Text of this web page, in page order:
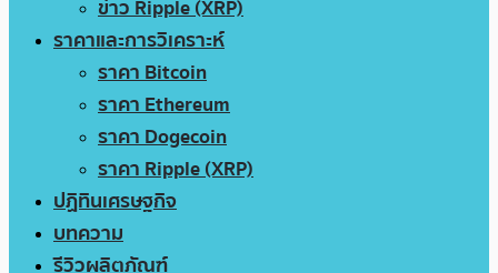
ข่าว Ripple (XRP)
ราคาและการวิเคราะห์
ราคา Bitcoin
ราคา Ethereum
ราคา Dogecoin
ราคา Ripple (XRP)
ปฏิทินเศรษฐกิจ
บทความ
รีวิวผลิตภัณฑ์